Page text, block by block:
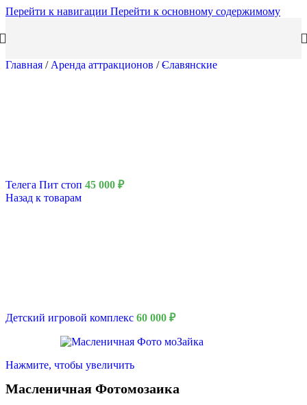
Перейти к навигации Перейти к основному содержимому
Главная / Аренда аттракционов / Славянские
Телега Пит стоп 45 000 ₽
Назад к товарам
Детский игровой комплекс 60 000 ₽
Нажмите, чтобы увеличить
Масленичная Фотомозаика